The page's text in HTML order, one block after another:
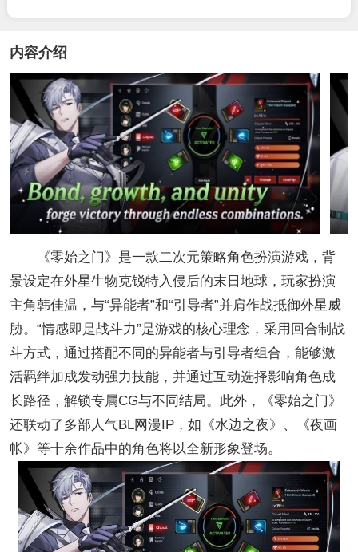
内容介绍
《零始之门》是一款二次元策略角色扮演游戏，背
景设定在外星生物克锐特入侵后的末日地球，玩家扮演
主角韩佳温，与“异能者”和“引导者”并肩作战抵御外星威
胁。“情感即是战斗力”是游戏的核心理念，采用回合制战
斗方式，通过搭配不同的异能者与引导者组合，能够激
活羁绊加成发动强力技能，并通过互动选择影响角色成
长路径，解锁专属CG与不同结局。此外，《零始之门》
还联动了多部人气BL网漫IP，如《水边之夜》、《夜画
帐》等十余作品中的角色将以全新形象登场。